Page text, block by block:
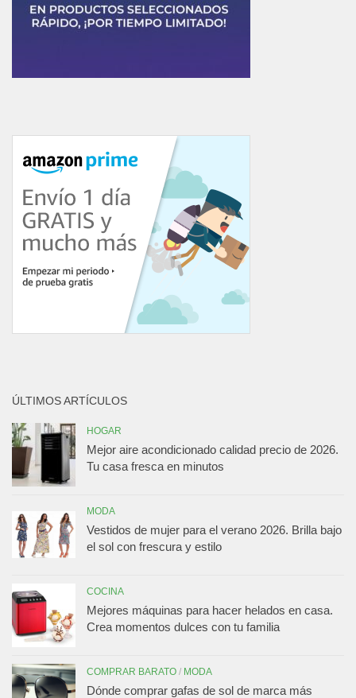
ÚLTIMOS ARTÍCULOS
HOGAR
Mejor aire acondicionado calidad precio de 2026.
Tu casa fresca en minutos
MODA
Vestidos de mujer para el verano 2026. Brilla bajo
el sol con frescura y estilo
COCINA
Mejores máquinas para hacer helados en casa.
Crea momentos dulces con tu familia
COMPRAR BARATO / MODA
Dónde comprar gafas de sol de marca más